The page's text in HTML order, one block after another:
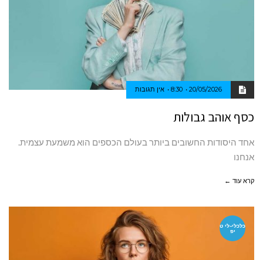
20/05/2026
8:30 אין תגובות
כסף אוהב גבולות
אחד היסודות החשובים ביותר בעולם הכספים הוא משמעת עצמית.
אנחנו
קרא עוד ←
כלכלי-לי ט
יפ